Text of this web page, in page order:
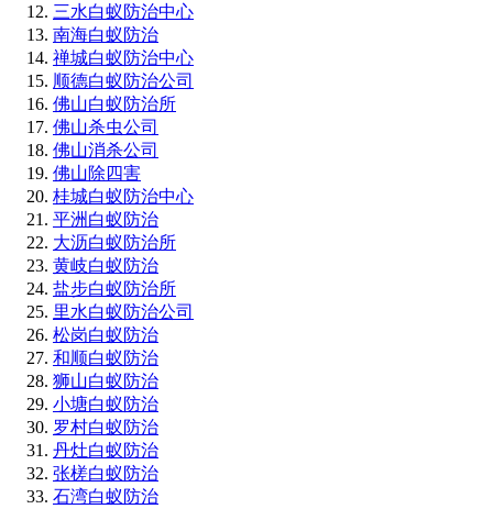
三水白蚁防治中心
南海白蚁防治
禅城白蚁防治中心
顺德白蚁防治公司
佛山白蚁防治所
佛山杀虫公司
佛山消杀公司
佛山除四害
桂城白蚁防治中心
平洲白蚁防治
大沥白蚁防治所
黄岐白蚁防治
盐步白蚁防治所
里水白蚁防治公司
松岗白蚁防治
和顺白蚁防治
狮山白蚁防治
小塘白蚁防治
罗村白蚁防治
丹灶白蚁防治
张槎白蚁防治
石湾白蚁防治